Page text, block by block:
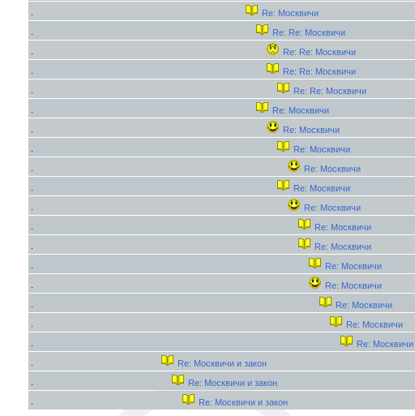
Re: Москвичи
Re: Re: Москвичи
Re: Re: Москвичи
Re: Re: Москвичи
Re: Re: Москвичи
Re: Москвичи
Re: Москвичи
Re: Москвичи
Re: Москвичи
Re: Москвичи
Re: Москвичи
Re: Москвичи
Re: Москвичи
Re: Москвичи
Re: Москвичи
Re: Москвичи
Re: Москвичи
Re: Москвичи
Re: Москвичи и закон
Re: Москвичи и закон
Re: Москвичи и закон